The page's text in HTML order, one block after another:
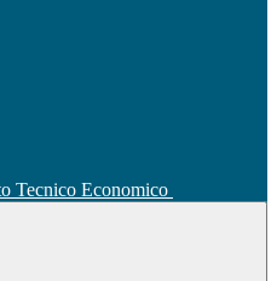
Tecnico Economico